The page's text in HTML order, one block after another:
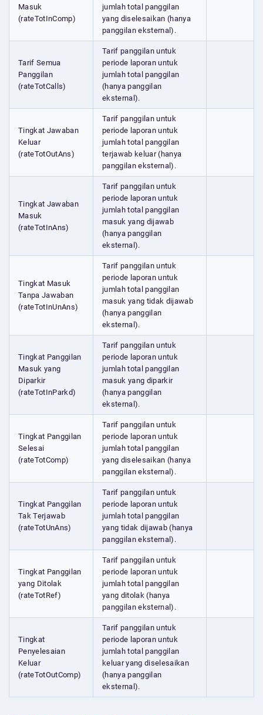
Masuk
(rateTotInComp)
jumlah total panggilan
yang diselesaikan (hanya
panggilan eksternal).
Tarif Semua
Panggilan
(rateTotCalls)
Tarif panggilan untuk
periode laporan untuk
jumlah total panggilan
(hanya panggilan
eksternal).
Tingkat Jawaban
Keluar
(rateTotOutAns)
Tarif panggilan untuk
periode laporan untuk
jumlah total panggilan
terjawab keluar (hanya
panggilan eksternal).
Tingkat Jawaban
Masuk
(rateTotInAns)
Tarif panggilan untuk
periode laporan untuk
jumlah total panggilan
masuk yang dijawab
(hanya panggilan
eksternal).
Tingkat Masuk
Tanpa Jawaban
(rateTotInUnAns)
Tarif panggilan untuk
periode laporan untuk
jumlah total panggilan
masuk yang tidak dijawab
(hanya panggilan
eksternal).
Tingkat Panggilan
Masuk yang
Diparkir
(rateTotInParkd)
Tarif panggilan untuk
periode laporan untuk
jumlah total panggilan
masuk yang diparkir
(hanya panggilan
eksternal).
Tingkat Panggilan
Selesai
(rateTotComp)
Tarif panggilan untuk
periode laporan untuk
jumlah total panggilan
yang diselesaikan (hanya
panggilan eksternal).
Tingkat Panggilan
Tak Terjawab
(rateTotUnAns)
Tarif panggilan untuk
periode laporan untuk
jumlah total panggilan
yang tidak dijawab (hanya
panggilan eksternal).
Tingkat Panggilan
yang Ditolak
(rateTotRef)
Tarif panggilan untuk
periode laporan untuk
jumlah total panggilan
yang ditolak (hanya
panggilan eksternal).
Tingkat
Penyelesaian
Keluar
(rateTotOutComp)
Tarif panggilan untuk
periode laporan untuk
jumlah total panggilan
keluar yang diselesaikan
(hanya panggilan
eksternal).